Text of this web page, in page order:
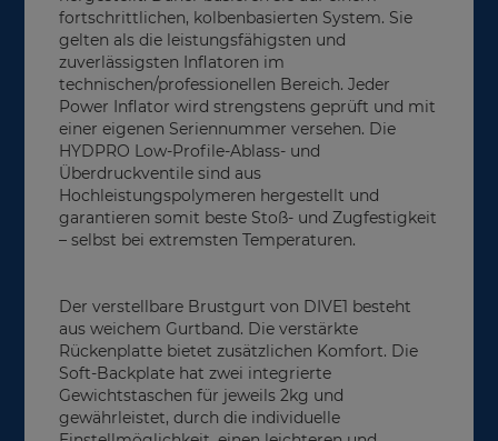
fortschrittlichen, kolbenbasierten System. Sie
gelten als die leistungsfähigsten und
zuverlässigsten Inflatoren im
technischen/professionellen Bereich. Jeder
Power Inflator wird strengstens geprüft und mit
einer eigenen Seriennummer versehen. Die
HYDPRO Low-Profile-Ablass- und
Überdruckventile sind aus
Hochleistungspolymeren hergestellt und
garantieren somit beste Stoß- und Zugfestigkeit
– selbst bei extremsten Temperaturen.
Der verstellbare Brustgurt von DIVE1 besteht
aus weichem Gurtband. Die verstärkte
Rückenplatte bietet zusätzlichen Komfort. Die
Soft-Backplate hat zwei integrierte
Gewichtstaschen für jeweils 2kg und
gewährleistet, durch die individuelle